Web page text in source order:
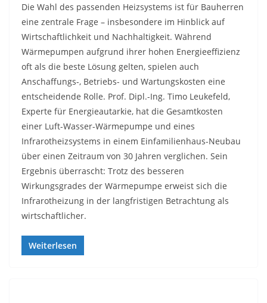
Die Wahl des passenden Heizsystems ist für Bauherren
eine zentrale Frage – insbesondere im Hinblick auf
Wirtschaftlichkeit und Nachhaltigkeit. Während
Wärmepumpen aufgrund ihrer hohen Energieeffizienz
oft als die beste Lösung gelten, spielen auch
Anschaffungs-, Betriebs- und Wartungskosten eine
entscheidende Rolle. Prof. Dipl.-Ing. Timo Leukefeld,
Experte für Energieautarkie, hat die Gesamtkosten
einer Luft-Wasser-Wärmepumpe und eines
Infrarotheizsystems in einem Einfamilienhaus-Neubau
über einen Zeitraum von 30 Jahren verglichen. Sein
Ergebnis überrascht: Trotz des besseren
Wirkungsgrades der Wärmepumpe erweist sich die
Infrarotheizung in der langfristigen Betrachtung als
wirtschaftlicher.
Weiterlesen